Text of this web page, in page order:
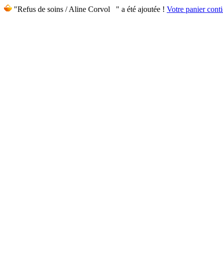
"Refus de soins / Aline Corvol " a été ajoutée ! Votre panier